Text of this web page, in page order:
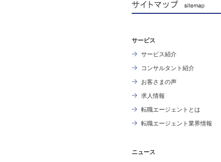
サービス
サービス紹介
コンサルタント紹介
お客さまの声
求人情報
転職エージェントとは
転職エージェント業界情報
ニュース